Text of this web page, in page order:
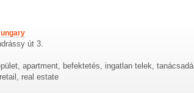
út 3.
apartment, befektetés, ingatlan telek,
real estate